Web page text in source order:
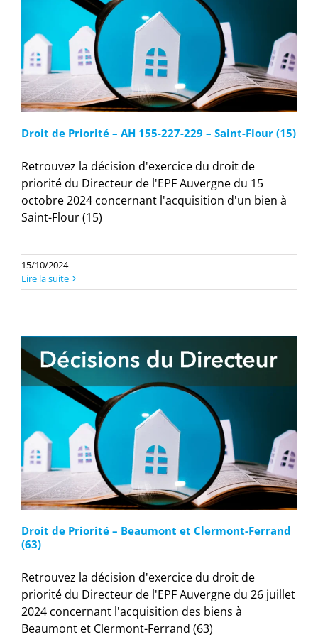
Droit de Priorité – AH 155-227-229 – Saint-Flour (15)
Retrouvez la décision d'exercice du droit de
priorité du Directeur de l'EPF Auvergne du 15
octobre 2024 concernant l'acquisition d'un bien à
Saint-Flour (15)
15/10/2024
Lire la suite
Droit de Priorité – Beaumont et Clermont-Ferrand
(63)
Retrouvez la décision d'exercice du droit de
priorité du Directeur de l'EPF Auvergne du 26 juillet
2024 concernant l'acquisition des biens à
Beaumont et Clermont-Ferrand (63)